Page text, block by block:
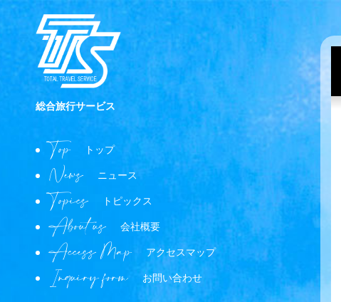
総合旅行サービス
Top トップ
News ニュース
Topics トピックス
About us 会社概要
Access Map アクセスマップ
Inquiry form お問い合わせ